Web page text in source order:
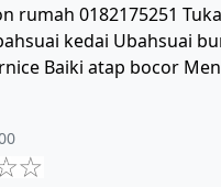
rumah 0182175251
kedai Ubahsuai
Baiki atap bocor